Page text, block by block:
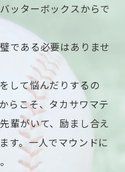
ッターボックスからで
である必要はありませ
して悩んだりするの
らこそ、タカサワマテ
輩がいて、励まし合え
す。一人でマウンドに